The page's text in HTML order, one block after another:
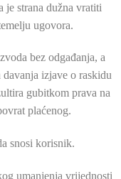
je strana dužna vratiti
ugovora.
bez odgađanja, a
izjave o raskidu
gubitkom prava na
plaćenog.
snosi korisnik.
umanjenja vrijednosti